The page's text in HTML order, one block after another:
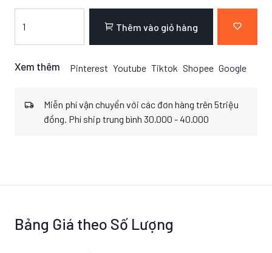
Thêm vào giỏ hàng
Xem thêm Pinterest Youtube Tiktok Shopee Google
Miễn phí vận chuyển với các đơn hàng trên 5triệu
đồng. Phí ship trung bình 30.000 - 40.000
Bảng Giá theo Số Lượng